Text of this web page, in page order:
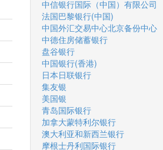
中信银行国际（中国）有限公司
法国巴黎银行(中国)
中国外汇交易中心北京备份中心
中德住房储蓄银行
盘谷银行
中国银行(香港)
日本日联银行
集友银
美国银
青岛国际银行
加拿大蒙特利尔银行
澳大利亚和新西兰银行
摩根士丹利国际银行